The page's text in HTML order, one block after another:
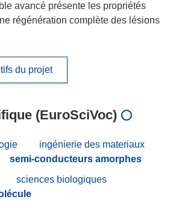
avancé présente les propriétés
régénération complète des lésions
du projet
(EuroSciVoc)
ingénierie des materiaux
semi-conducteurs amorphes
sciences biologiques